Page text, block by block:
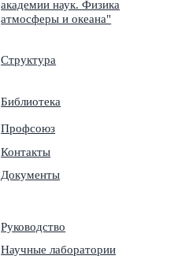
академии наук. Физика
атмосферы и океана"
Структура
Библиотека
Профсоюз
Контакты
Документы
Руководство
Научные лаборатории